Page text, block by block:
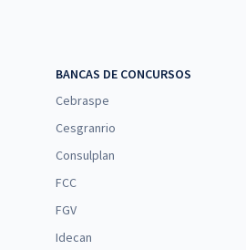
BANCAS DE CONCURSOS
Cebraspe
Cesgranrio
Consulplan
FCC
FGV
Idecan